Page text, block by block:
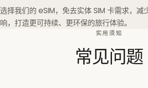
选择我们的 eSIM，免去实体 SIM 卡需求，减
响，打造更可持续、更环保的旅行体验。
实用须知
常见问题